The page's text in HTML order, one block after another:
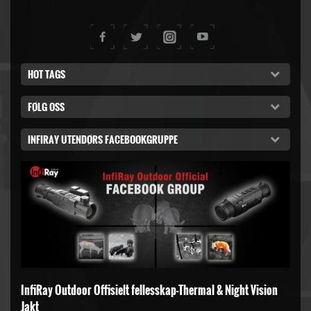
HOT TAGS
FØLG OSS
INFIRAY UTENDØRS FACEBOOKGRUPPE
InfiRay Outdoor Offisielt fellesskap-Thermal & Night Vision
Jakt